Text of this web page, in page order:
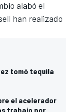
alabó el
han realizado
tomó tequila
el acelerador
trabajo por